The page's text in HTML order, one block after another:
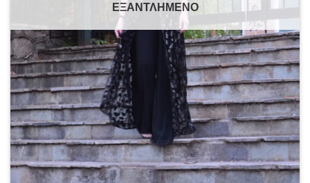
ΕΞΑΝΤΛΗΜΈΝΟ